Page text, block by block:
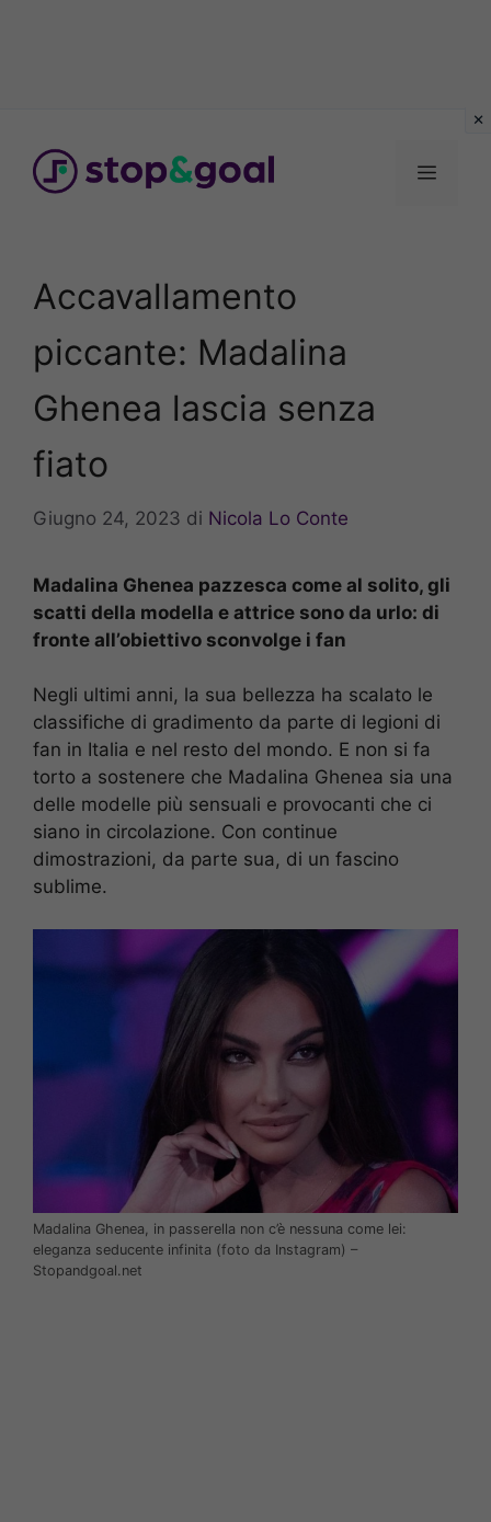
contenuto
Menu
Accavallamento
piccante: Madalina
Ghenea lascia senza
fiato
Giugno 24, 2023 di Nicola Lo Conte
Madalina Ghenea pazzesca come al solito, gli
scatti della modella e attrice sono da urlo: di
fronte all’obiettivo sconvolge i fan
Negli ultimi anni, la sua bellezza ha scalato le
classifiche di gradimento da parte di legioni di
fan in Italia e nel resto del mondo. E non si fa
torto a sostenere che Madalina Ghenea sia una
delle modelle più sensuali e provocanti che ci
siano in circolazione. Con continue
dimostrazioni, da parte sua, di un fascino
sublime.
Madalina Ghenea, in passerella non c’è nessuna come lei:
eleganza seducente infinita (foto da Instagram) –
Stopandgoal.net